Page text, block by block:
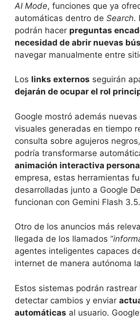
AI Mode, funciones que ya
automáticas dentro de Search.
podrán hacer preguntas
necesidad de abrir nuevas
navegar manualmente entre
Los links externos seguirán
dejarán de ocupar el rol
Google mostró además nuevas
visuales generadas en tiempo
consulta sobre agujeros
podría transformarse
animación interactiva
empresa, estas herramientas
desarrolladas junto a Google
funcionan con Gemini Flash 3.5.
Otro de los anuncios más
llegada de los llamados “
agentes inteligentes capaces
internet de manera autónoma
Estos sistemas podrán rastrear
detectar cambios y enviar
automáticas al usuario.